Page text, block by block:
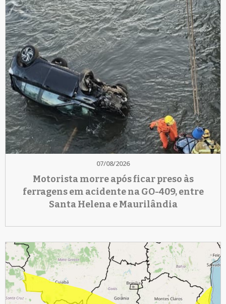
07/08/2026
Motorista morre após ficar preso às
ferragens em acidente na GO-409, entre
Santa Helena e Maurilândia